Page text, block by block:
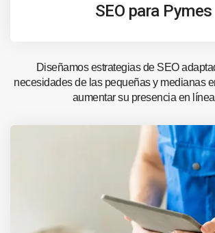
SEO para Pymes
Diseñamos estrategias de SEO
necesidades de las pequeñas y medianas
aumentar su presencia en